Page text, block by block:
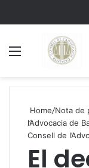
Home/Nota de
l’Advocacia de
Consell de
El